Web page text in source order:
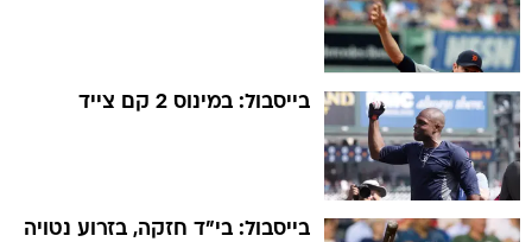
בייסבול: במינוס 2 קם צייד
בייסבול: בי"ד חזקה, בזרוע נטויה